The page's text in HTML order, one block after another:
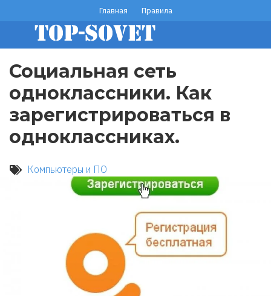
основному
содержанию
footer
menu
Главная Правила
Социальная сеть
одноклассники. Как
зарегистрироваться в
одноклассниках.
Компьютеры и ПО